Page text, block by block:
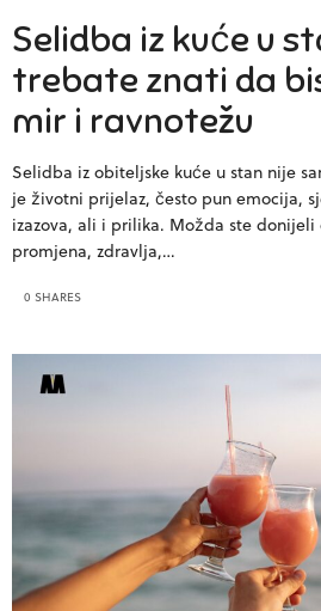
Selidba iz kuće u
trebate znati da
mir i ravnotežu
Selidba iz obiteljske kuće u stan nije
je životni prijelaz, često pun emocija,
izazova, ali i prilika. Možda ste
promjena, zdravlja,…
0 SHARES